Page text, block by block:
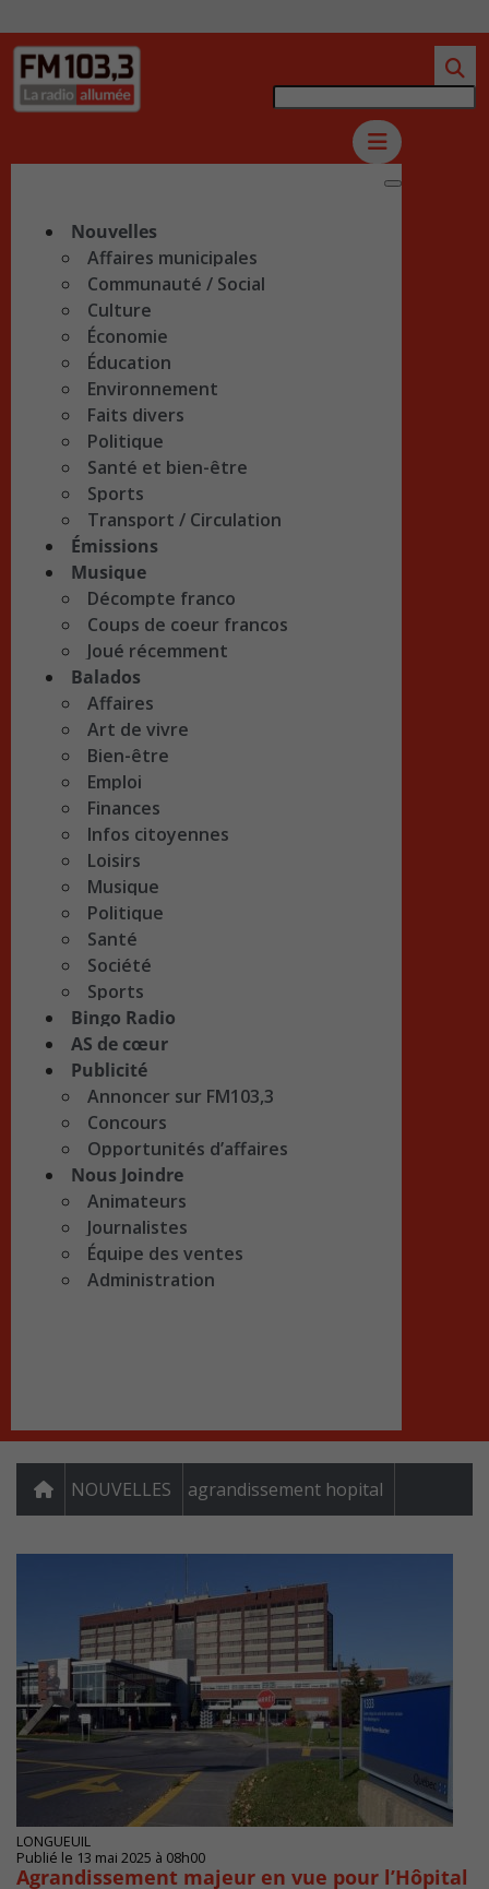
Nouvelles
Affaires municipales
Communauté / Social
Culture
Économie
Éducation
Environnement
Faits divers
Politique
Santé et bien-être
Sports
Transport / Circulation
Émissions
Musique
Décompte franco
Coups de coeur francos
Joué récemment
Balados
Affaires
Art de vivre
Bien-être
Emploi
Finances
Infos citoyennes
Loisirs
Musique
Politique
Santé
Société
Sports
Bingo Radio
AS de cœur
Publicité
Annoncer sur FM103,3
Concours
Opportunités d’affaires
Nous Joindre
Animateurs
Journalistes
Équipe des ventes
Administration
NOUVELLES agrandissement hopital
LONGUEUIL
Publié le 13 mai 2025 à 08h00
Agrandissement majeur en vue pour l’Hôpital